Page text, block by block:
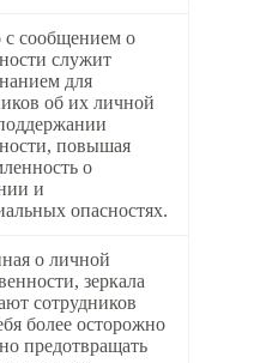
с сообщением о
служит
для
об их личной
повышая
о
и
опасностях.
о личной
зеркала
сотрудников
более осторожно
предотвращать